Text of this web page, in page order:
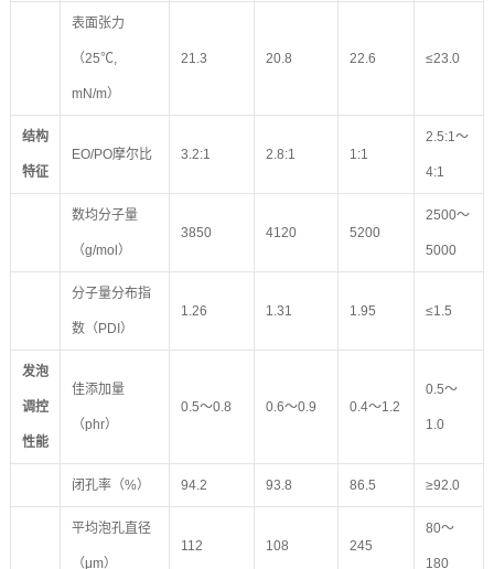
表面张力
（25℃,
mN/m）
21.3 20.8 22.6 ≤23.0
结构
特征
EO/PO摩尔比 3.2:1 2.8:1 1:1
2.5:1～
4:1
数均分子量
（g/mol）
3850 4120 5200
2500～
5000
分子量分布指
数（PDI）
1.26 1.31 1.95 ≤1.5
发泡
调控
性能
佳添加量
（phr）
0.5～0.8 0.6～0.9 0.4～1.2
0.5～
1.0
闭孔率（%） 94.2 93.8 86.5 ≥92.0
平均泡孔直径
（μm）
112 108 245
80～
180